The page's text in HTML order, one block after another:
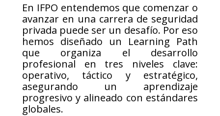
En IFPO entendemos que comenzar o
avanzar en una carrera de seguridad
privada puede ser un desafío. Por eso
hemos diseñado un Learning Path
que organiza el desarrollo
profesional en tres niveles clave:
operativo, táctico y estratégico,
asegurando un aprendizaje
progresivo y alineado con estándares
globales.